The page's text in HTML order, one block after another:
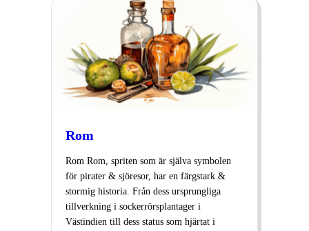
Rom
Rom Rom, spriten som är själva symbolen
för pirater & sjöresor, har en färgstark &
stormig historia. Från dess ursprungliga
tillverkning i sockerrörsplantager i
Västindien till dess status som hjärtat i